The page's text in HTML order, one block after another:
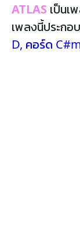
ATLAS เป็นเ
เพลงนี้ประกอ
D, คอร์ด C#m